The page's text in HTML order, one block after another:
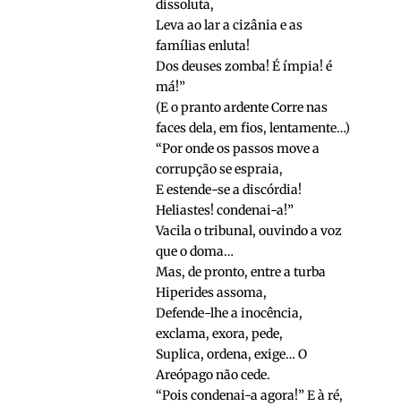
dissoluta,
Leva ao lar a cizânia e as
famílias enluta!
Dos deuses zomba! É ímpia! é
má!”
(E o pranto ardente Corre nas
faces dela, em fios, lentamente…)
“Por onde os passos move a
corrupção se espraia,
E estende-se a discórdia!
Heliastes! condenai-a!”
Vacila o tribunal, ouvindo a voz
que o doma…
Mas, de pronto, entre a turba
Hiperides assoma,
Defende-lhe a inocência,
exclama, exora, pede,
Suplica, ordena, exige… O
Areópago não cede.
“Pois condenai-a agora!” E à ré,